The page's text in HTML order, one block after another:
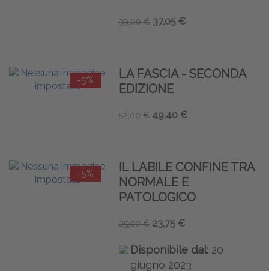
39,00 € 37,05 €
-5%
LA FASCIA - SECONDA
EDIZIONE
52,00 € 49,40 €
-5%
IL LABILE CONFINE TRA
NORMALE E
PATOLOGICO
25,00 € 23,75 €
Disponibile dal: 20
giugno 2023